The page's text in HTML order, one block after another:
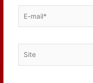
mail*